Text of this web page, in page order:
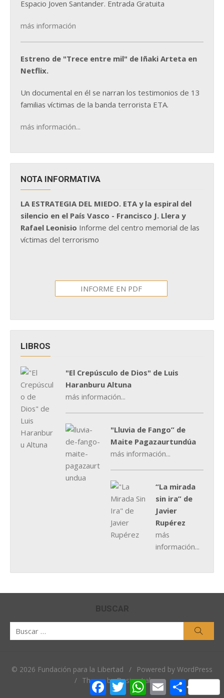
Espacio Joven Santander. Entrada Gratuita
más información
Estreno de "Trece entre mil" de Iñaki Arteta en
Netflix.
Un documental en él se narran los testimonios de 13
familias víctimas de la banda terrorista ETA.
más información...
NOTA INFORMATIVA
LA ESTRATEGIA DEL MIEDO. ETA y la espiral del
silencio en el País Vasco - Francisco J. Llera y
Rafael Leonisio Informe del centro memorial de las
víctimas del terrorismo
INFORME EN PDF
LIBROS
"El Crepúsculo de Dios" de Luis
Haranburu Altuna
más información...
"Lluvia de Fango” de
Maite Pagazaurtundúa
más información...
“La mirada
sin ira” de
Javier
Rupérez
más
información...
BUSCAR
© 2026 Fundación para la Libertad /
Powered by WordPress
/ Theme by Design Lab
Facebook
TwitterWhatsApp
EmailCompartir